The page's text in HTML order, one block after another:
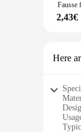
2,43€
Here